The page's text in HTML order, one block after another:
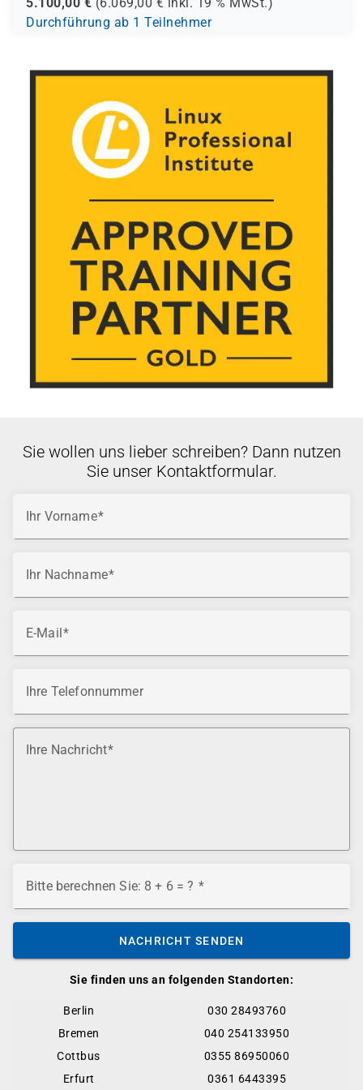
Durchführung ab 1 Teilnehmer
Sie finden uns an folgenden Standorten:
Berlin
030 28493760
Bremen
040 254133950
Cottbus
0355 86950060
Erfurt
0361 6443395
Sie wollen uns lieber schreiben? Dann nutzen
Sie unser Kontaktformular.
Ihr Vorname
Ihr Nachname
E-Mail
Ihre Telefonnummer
Ihre Nachricht
Bitte berechnen Sie: 8 + 6 = ?
NACHRICHT SENDEN